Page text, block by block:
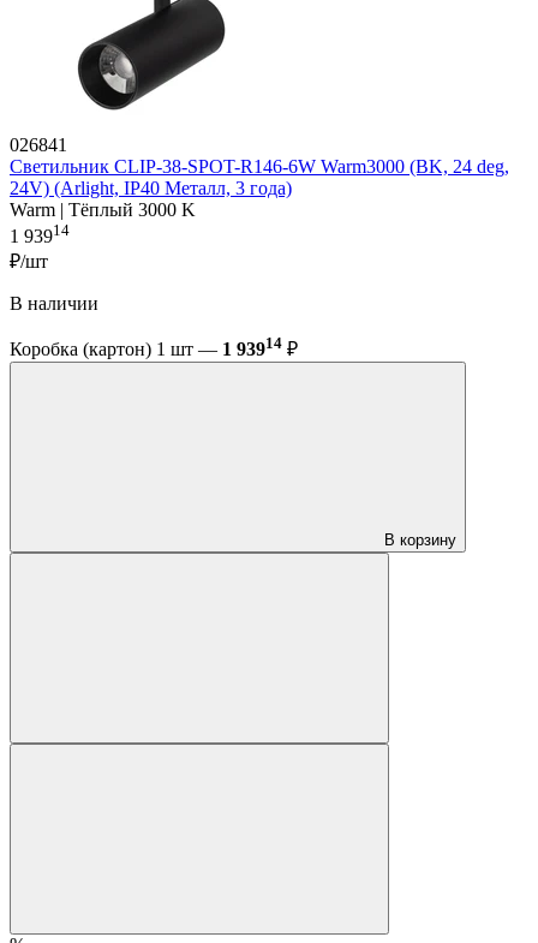
026841
Светильник CLIP-38-SPOT-R146-6W Warm3000 (BK, 24 deg,
24V) (Arlight, IP40 Металл, 3 года)
Warm | Тёплый 3000 K
1 93914
₽/шт
В наличии
Коробка (картон) 1 шт — 1 93914 ₽
В корзину